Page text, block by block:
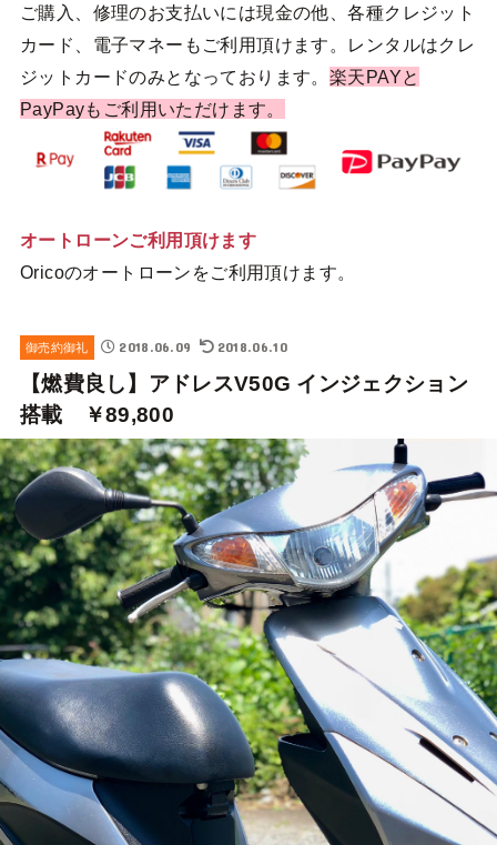
ご購入、修理のお支払いには現金の他、各種クレジット
カード、電子マネーもご利用頂けます。レンタルはクレ
ジットカードのみとなっております。 楽天PAYと
PayPayもご利用いただけます。
オートローンご利用頂けます
Oricoのオートローンをご利用頂けます。
御売約御礼 2018.06.09 2018.06.10
【燃費良し】アドレスV50G インジェクション
搭載 ￥89,800